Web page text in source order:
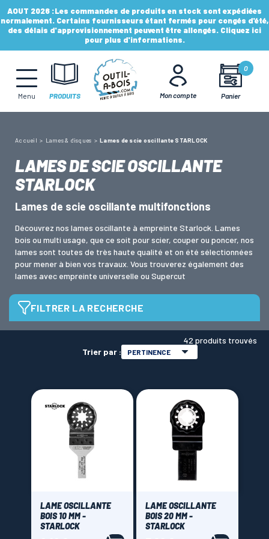
AOUT 2026 :Les commandes de produits en stock sont expédiées
normalement. Certains fournisseurs étant fermés pour congés d'été,
des délais d'approvisionnement peuvent être allongés. Cliquez ici
pour plus d'informations.
Menu PRODUITS Mon compte Panier
0
MÈCHES, FRAISES & FORETS
LAMES & DISQUES
FERS & PLAQUETTES
LAMES SCIES RUBAN
Accueil Lames & disques Lames de scie oscillante STARLOCK
LAMES DE SCIE OSCILLANTE
STARLOCK
Lames de scie oscillante multifonctions
Découvrez nos lames oscillante à empreinte Starlock. Lames
bois ou multi usage, que ce soit pour scier, couper ou poncer, nos
lames sont toutes de très haute qualité et on été sélectionnées
pour mener à bien vos travaux. Vous trouverez également des
lames avec empreinte universelle ou Supercut
FILTRER LA RECHERCHE
Empreinte
Universelle (non compatible starlock)(5)
PONCAGE(10)
Lames MULTIMATERIAUX
Lames CONSTRUCTION
Largeur
42 produits trouvés
Trier par :
PERTINENCE
LAME OSCILLANTE
BOIS 10 MM -
STARLOCK
LAME OSCILLANTE
BOIS 20 MM -
STARLOCK